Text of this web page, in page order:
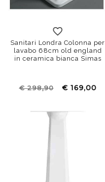
Sanitari Londra Colonna per
lavabo 68cm old england
in ceramica bianca Simas
€ 298,90 € 169,00